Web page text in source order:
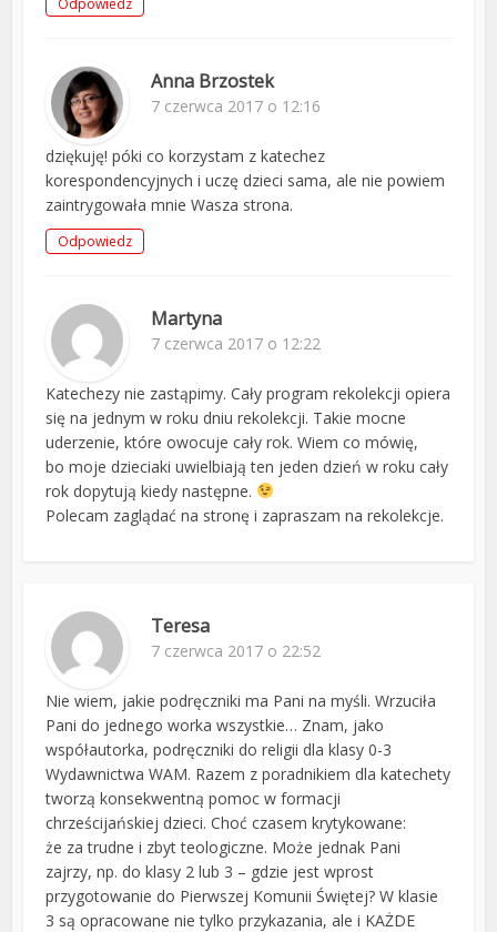
Anna Brzostek
7 czerwca 2017 o 12:16
dziękuję! póki co korzystam z katechez
korespondencyjnych i uczę dzieci sama, ale nie powiem
zaintrygowała mnie Wasza strona.
Odpowiedz
Martyna
7 czerwca 2017 o 12:22
Katechezy nie zastąpimy. Cały program rekolekcji opiera
się na jednym w roku dniu rekolekcji. Takie mocne
uderzenie, które owocuje cały rok. Wiem co mówię,
bo moje dzieciaki uwielbiają ten jeden dzień w roku cały
rok dopytują kiedy następne.
Polecam zaglądać na stronę i zapraszam na rekolekcje.
Teresa
7 czerwca 2017 o 22:52
Nie wiem, jakie podręczniki ma Pani na myśli. Wrzuciła
Pani do jednego worka wszystkie… Znam, jako
współautorka, podręczniki do religii dla klasy 0-3
Wydawnictwa WAM. Razem z poradnikiem dla katechety
tworzą konsekwentną pomoc w formacji
chrześcijańskiej dzieci. Choć czasem krytykowane:
że za trudne i zbyt teologiczne. Może jednak Pani
zajrzy, np. do klasy 2 lub 3 – gdzie jest wprost
przygotowanie do Pierwszej Komunii Świętej? W klasie
3 są opracowane nie tylko przykazania, ale i KAŻDE